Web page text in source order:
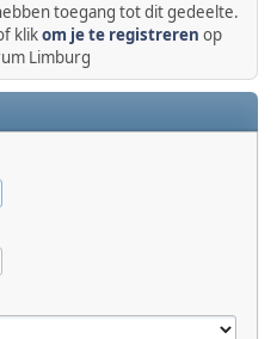
toegang tot dit gedeelte.
klikom je te registreren op
Limburg